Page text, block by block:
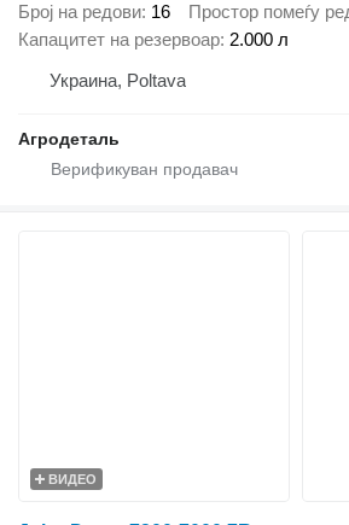
Број на редови 16 Простор помеѓу
Капацитет на резервоар 2.000 л
Украина, Poltava
Агродеталь
ВИДЕО